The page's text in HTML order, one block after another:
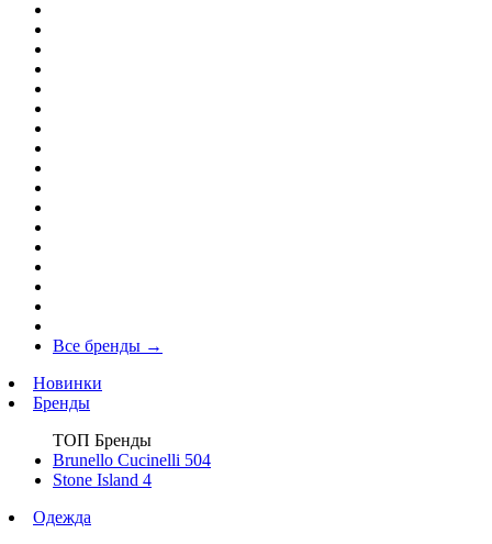
Все бренды →
Новинки
Бренды
ТОП Бренды
Brunello Cucinelli 504
Stone Island 4
Одежда